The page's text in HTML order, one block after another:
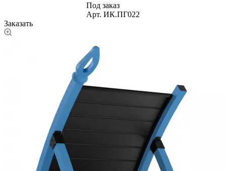
Под заказ
Арт. ИК.ПГ022
Заказать